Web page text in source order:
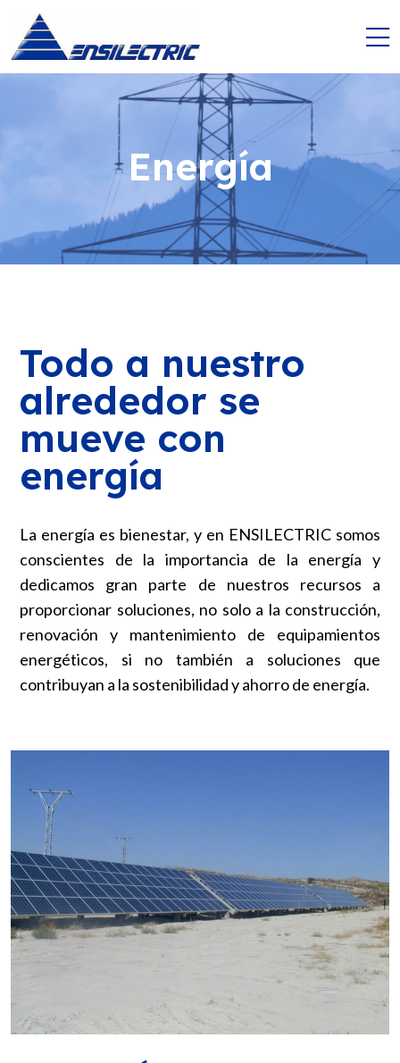
Energía
Todo a nuestro
alrededor se
mueve con
energía
La energía es bienestar, y en ENSILECTRIC somos
conscientes de la importancia de la energía y
dedicamos gran parte de nuestros recursos a
proporcionar soluciones, no solo a la construcción,
renovación y mantenimiento de equipamientos
energéticos, si no también a soluciones que
contribuyan a la sostenibilidad y ahorro de energía.